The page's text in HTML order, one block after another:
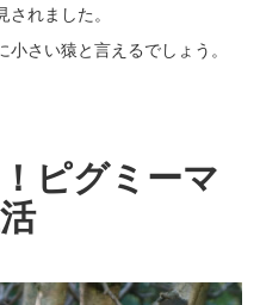
れました。
さい猿と言えるでしょう。
ピグミーマ